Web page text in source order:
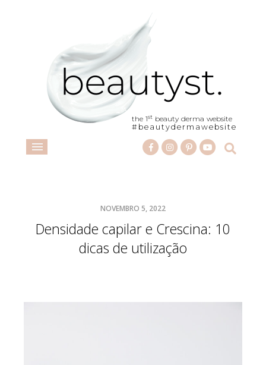
the 1st beauty derma website
#beautydermawebsite
NOVEMBRO 5, 2022
Densidade capilar e Crescina: 10
dicas de utilização